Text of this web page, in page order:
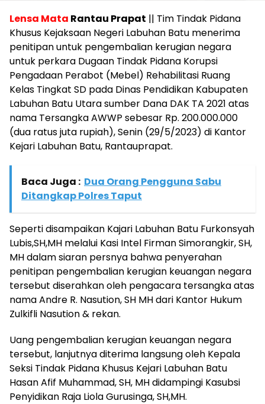
Lensa Mata Rantau Prapat || Tim Tindak Pidana
Khusus Kejaksaan Negeri Labuhan Batu menerima
penitipan untuk pengembalian kerugian negara
untuk perkara Dugaan Tindak Pidana Korupsi
Pengadaan Perabot (Mebel) Rehabilitasi Ruang
Kelas Tingkat SD pada Dinas Pendidikan Kabupaten
Labuhan Batu Utara sumber Dana DAK TA 2021 atas
nama Tersangka AWWP sebesar Rp. 200.000.000
(dua ratus juta rupiah), Senin (29/5/2023) di Kantor
Kejari Labuhan Batu, Rantauprapat.
Baca Juga : Dua Orang Pengguna Sabu
Ditangkap Polres Taput
Seperti disampaikan Kajari Labuhan Batu Furkonsyah
Lubis,SH,MH melalui Kasi Intel Firman Simorangkir, SH,
MH dalam siaran persnya bahwa penyerahan
penitipan pengembalian kerugian keuangan negara
tersebut diserahkan oleh pengacara tersangka atas
nama Andre R. Nasution, SH MH dari Kantor Hukum
Zulkifli Nasution & rekan.
Uang pengembalian kerugian keuangan negara
tersebut, lanjutnya diterima langsung oleh Kepala
Seksi Tindak Pidana Khusus Kejari Labuhan Batu
Hasan Afif Muhammad, SH, MH didampingi Kasubsi
Penyidikan Raja Liola Gurusinga, SH,MH.